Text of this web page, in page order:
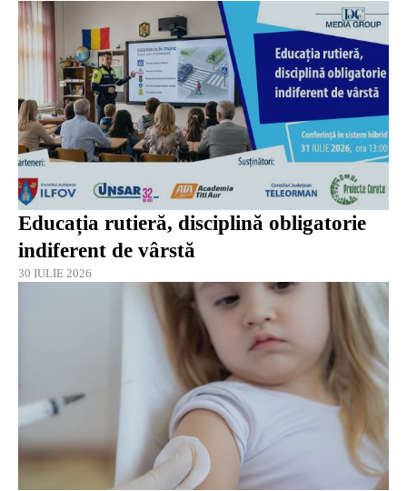
Educația rutieră, disciplină obligatorie
indiferent de vârstă
30 IULIE 2026